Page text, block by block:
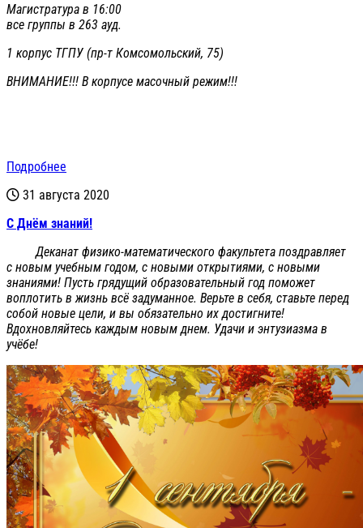
Магистратура в 16:00
все группы в 263 ауд.
1 корпус ТГПУ (пр-т Комсомольский, 75)
ВНИМАНИЕ!!! В корпусе масочный режим!!!
Подробнее
31 августа 2020
С Днём знаний!
Деканат физико-математического факультета поздравляет
с новым учебным годом, с новыми открытиями, с новыми
знаниями! Пусть грядущий образовательный год поможет
воплотить в жизнь всё задуманное. Верьте в себя, ставьте перед
собой новые цели, и вы обязательно их достигните!
Вдохновляйтесь каждым новым днем. Удачи и энтузиазма в
учёбе!